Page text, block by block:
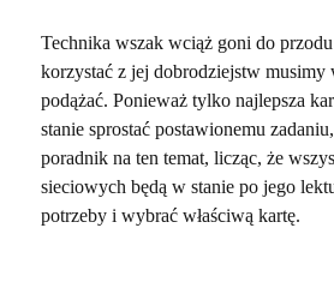
Technika wszak wciąż goni do
korzystać z jej dobrodziejstw musimy
podążać. Ponieważ tylko najlepsza
stanie sprostać postawionemu
poradnik na ten temat, licząc, że
sieciowych będą w stanie po jego
potrzeby i wybrać właściwą kartę.